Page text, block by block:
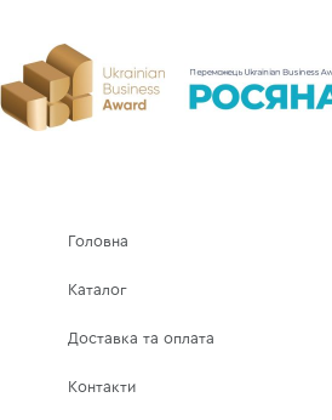
Головна
Каталог
Доставка та оплата
Контакти